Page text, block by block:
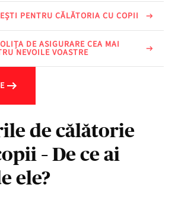
PENTRU CĂLĂTORIA CU COPII
DE ASIGURARE CEA MAI
NEVOILE VOASTRE
de călătorie
– De ce ai
ele?